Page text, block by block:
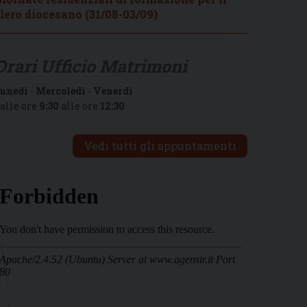
diocesano (31/08-03/09)
- Mercoledì - Venerdì
ore 9:30 alle ore 12:30
Vedi tutti gli appuntamenti